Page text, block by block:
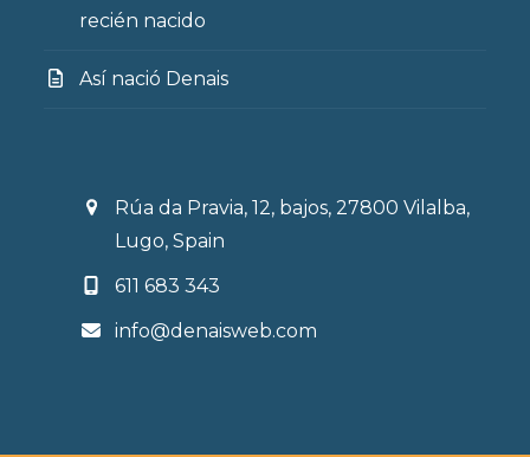
recién nacido
Así nació Denais
Rúa da Pravia, 12, bajos, 27800 Vilalba,
Lugo, Spain
611 683 343
info@denaisweb.com